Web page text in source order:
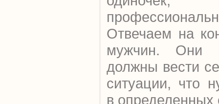
Отвечаем на
мужчин. Они
должны вести
ситуации, что
в определенных